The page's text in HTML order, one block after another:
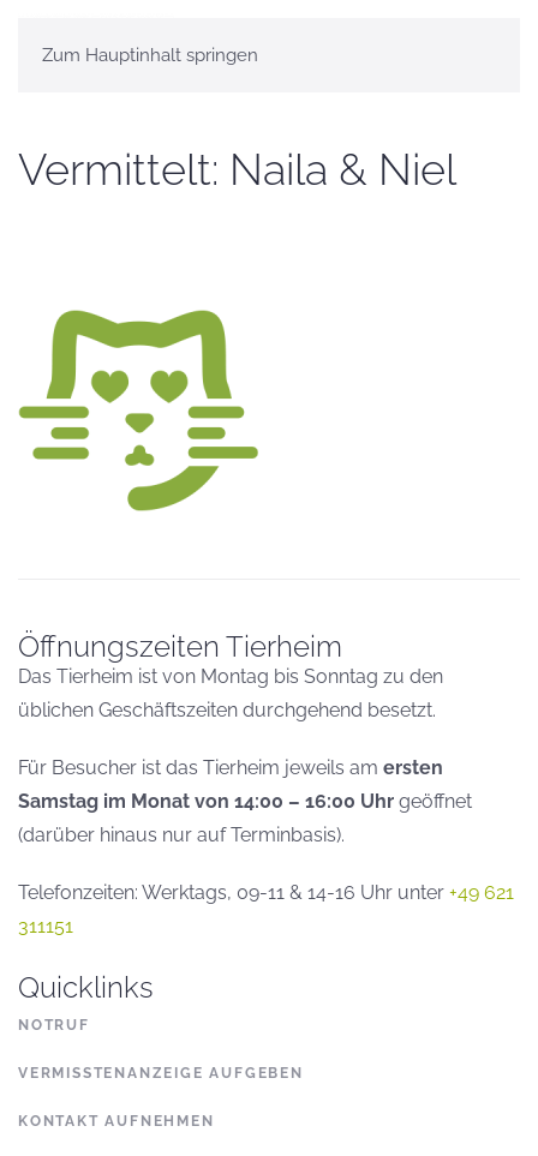
Zum Hauptinhalt springen
Vermittelt: Naila & Niel
Öffnungszeiten Tierheim
Das Tierheim ist von Montag bis Sonntag zu den
üblichen Geschäftszeiten durchgehend besetzt.
Für Besucher ist das Tierheim jeweils am ersten
Samstag im Monat von 14:00 – 16:00 Uhr geöffnet
(darüber hinaus nur auf Terminbasis).
Telefonzeiten: Werktags, 09-11 & 14-16 Uhr unter +49 621
311151
Quicklinks
NOTRUF
VERMISSTENANZEIGE AUFGEBEN
KONTAKT AUFNEHMEN